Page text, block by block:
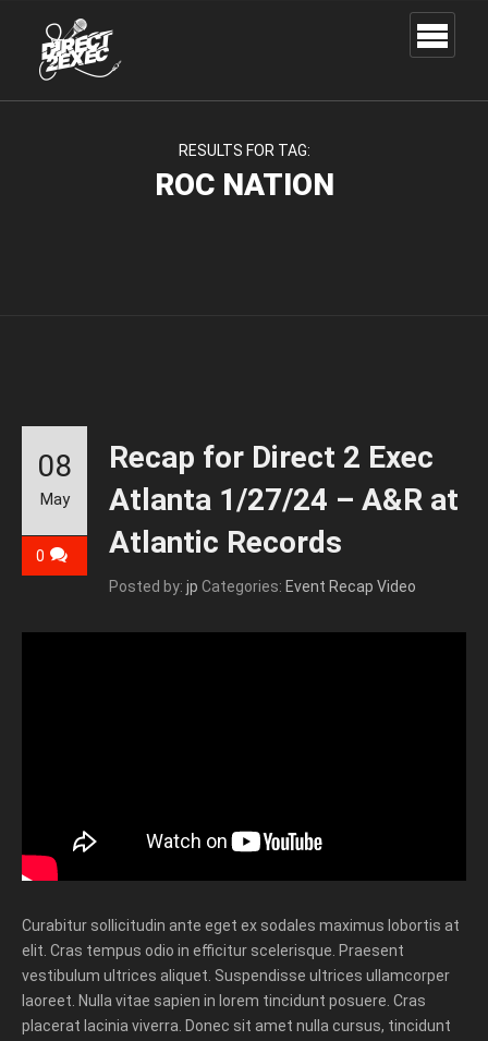
RESULTS FOR TAG:
ROC NATION
Recap for Direct 2 Exec
Atlanta 1/27/24 – A&R at
Atlantic Records
Posted by: jp Categories: Event Recap Video
08
May
0
Curabitur sollicitudin ante eget ex sodales maximus lobortis at
elit. Cras tempus odio in efficitur scelerisque. Praesent
vestibulum ultrices aliquet. Suspendisse ultrices ullamcorper
laoreet. Nulla vitae sapien in lorem tincidunt posuere. Cras
placerat lacinia viverra. Donec sit amet nulla cursus, tincidunt